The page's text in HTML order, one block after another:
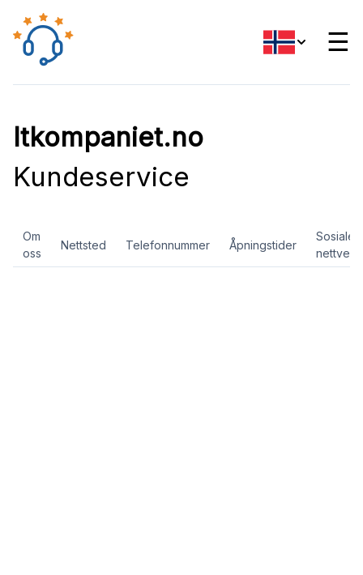
☰
Itkompaniet.no
Kundeservice
Om
oss
Nettsted Telefonnummer Åpningstider
Sosiale
nettverk